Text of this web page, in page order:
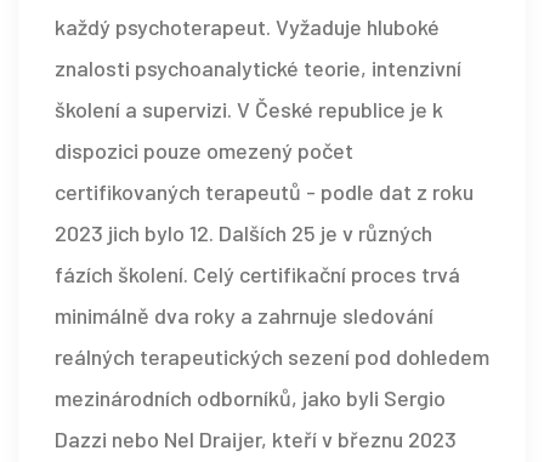
každý psychoterapeut. Vyžaduje hluboké
znalosti psychoanalytické teorie, intenzivní
školení a supervizi. V České republice je k
dispozici pouze omezený počet
certifikovaných terapeutů - podle dat z roku
2023 jich bylo 12. Dalších 25 je v různých
fázích školení. Celý certifikační proces trvá
minimálně dva roky a zahrnuje sledování
reálných terapeutických sezení pod dohledem
mezinárodních odborníků, jako byli Sergio
Dazzi nebo Nel Draijer, kteří v březnu 2023